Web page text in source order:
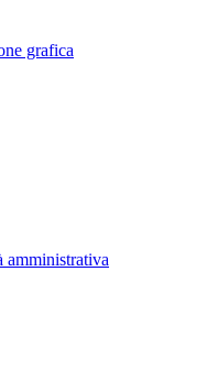
grafica
amministrativa